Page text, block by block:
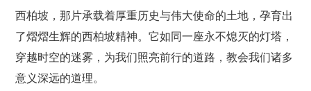
西柏坡，那片承载着厚重历史与伟大使命的土地，孕育出
了熠熠生辉的西柏坡精神。它如同一座永不熄灭的灯塔，
穿越时空的迷雾，为我们照亮前行的道路，教会我们诸多
意义深远的道理。